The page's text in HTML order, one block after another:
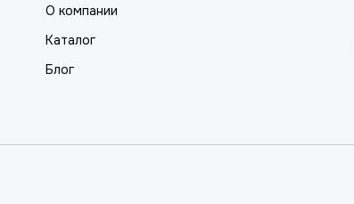
О компании
Каталог
Блог